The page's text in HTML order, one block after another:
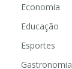
Economia
Educação
Esportes
Gastronomia